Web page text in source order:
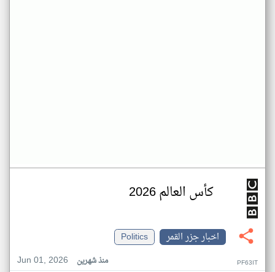
كأس العالم 2026
اخبار جزر القمر
Politics
Jun 01, 2026
منذ شهرين PF63IT